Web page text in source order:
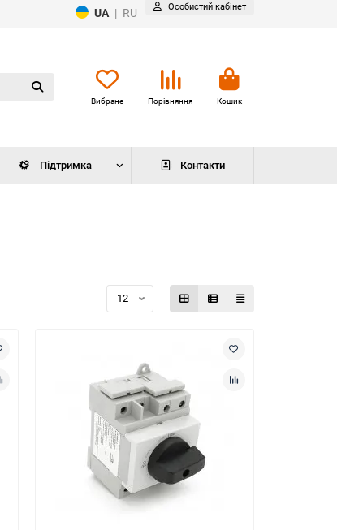
UA | RU Особистий кабінет
Вибране Порівняння Кошик
Підтримка Контакти